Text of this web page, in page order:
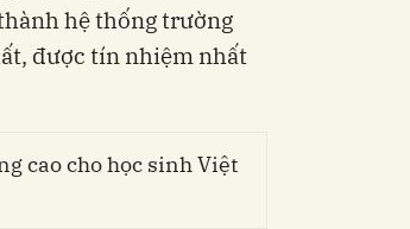
hệ thống trường
được tín nhiệm nhất